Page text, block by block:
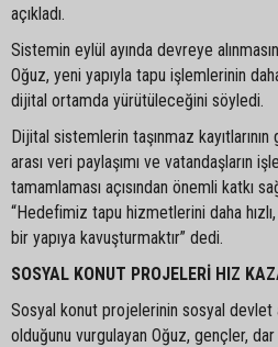
açıkladı.
Sistemin eylül ayında devreye
Oğuz, yeni yapıyla tapu işlemlerinin
dijital ortamda yürütüleceğini söyledi.
Dijital sistemlerin taşınmaz
arası veri paylaşımı ve vatandaşların
tamamlaması açısından önemli katkı
“Hedefimiz tapu hizmetlerini daha
bir yapıya kavuşturmaktır” dedi.
SOSYAL KONUT PROJELERİ HIZ
Sosyal konut projelerinin sosyal devlet
olduğunu vurgulayan Oğuz, gençler,